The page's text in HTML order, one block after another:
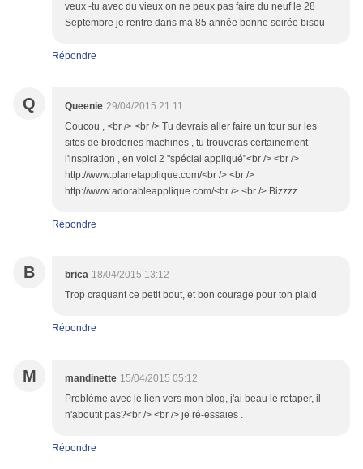
veux -tu avec du vieux on ne peux pas faire du neuf le 28
Septembre je rentre dans ma 85 année bonne soirée bisou
Répondre
Q Queenie 29/04/2015 21:11
Coucou , <br /> <br /> Tu devrais aller faire un tour sur les
sites de broderies machines , tu trouveras certainement
l'inspiration , en voici 2 "spécial appliqué"<br /> <br />
http://www.planetapplique.com/<br /> <br />
http://www.adorableapplique.com/<br /> <br /> Bizzzz
Répondre
B brica 18/04/2015 13:12
Trop craquant ce petit bout, et bon courage pour ton plaid
Répondre
M mandinette 15/04/2015 05:12
Problème avec le lien vers mon blog, j'ai beau le retaper, il
n'aboutit pas?<br /> <br /> je ré-essaies .
Répondre